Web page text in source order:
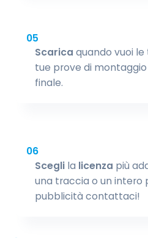
05
Scarica quando vuoi
tue prove di
finale.
06
Sceglila licenza più
una traccia o un intero
pubblicità contattaci!